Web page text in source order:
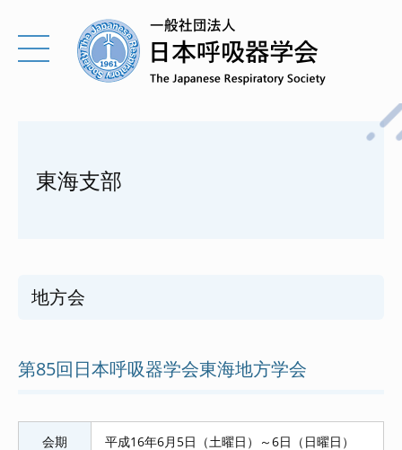
東海支部
地方会
第85回日本呼吸器学会東海地方学会
会期 平成16年6月5日（土曜日）～6日（日曜日）